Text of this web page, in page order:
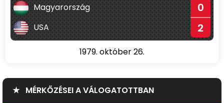
Magyarország 0
USA 2
1979. október 26.
★ MÉRKŐZÉSEI A VÁLOGATOTTBAN